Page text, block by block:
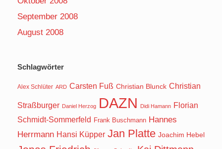
September 2008
August 2008
Schlagwörter
Alex Schlüter ARD Carsten Fuß Christian Blunck Christian
Straßburger Daniel Herzog DAZN Didi Hamann Florian
Schmidt-Sommerfeld Frank Buschmann Hannes
Herrmann Hansi Küpper Jan Platte Joachim Hebel